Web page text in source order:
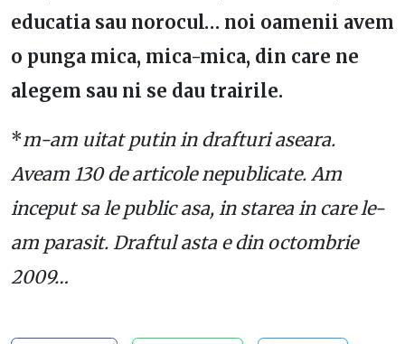
educatia sau norocul… noi oamenii avem
o punga mica, mica-mica, din care ne
alegem sau ni se dau trairile.
*m-am uitat putin in drafturi aseara.
Aveam 130 de articole nepublicate. Am
inceput sa le public asa, in starea in care le-
am parasit. Draftul asta e din octombrie
2009…